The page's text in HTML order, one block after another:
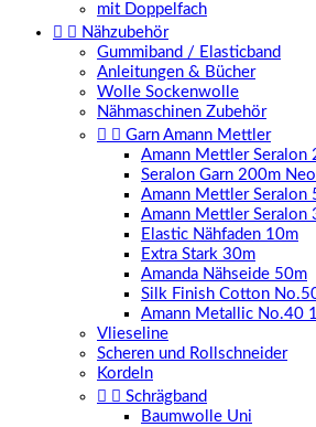
mit Doppelfach
  Nähzubehör
Gummiband / Elasticband
Anleitungen & Bücher
Wolle Sockenwolle
Nähmaschinen Zubehör
  Garn Amann Mettler
Amann Mettler Seralon
Seralon Garn 200m
Amann Mettler Seralon
Amann Mettler Seralon
Elastic Nähfaden 10m
Extra Stark 30m
Amanda Nähseide 50m
Silk Finish Cotton
Amann Metallic No.40
Vlieseline
Scheren und Rollschneider
Kordeln
  Schrägband
Baumwolle Uni